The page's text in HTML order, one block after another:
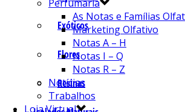
Exóticos
Flores
Resinas
Perfumaria
As Notas e Famílias
Marketing Olfativo
Notas A – H
Notas I – Q
Notas R – Z
Notícias
Trabalhos
Loja Virtual